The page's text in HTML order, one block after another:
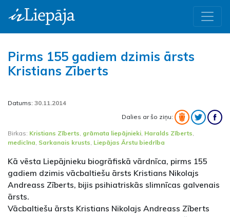
Pirms 155 gadiem dzimis ārsts
Kristians Zīberts
Datums: 30.11.2014
Dalies ar šo ziņu:
Birkas: Kristians Zīberts grāmata liepājnieki Haralds Zīberts
medicīna Sarkanais krusts Liepājas Ārstu biedrība
Kā vēsta Liepājnieku biogrāfiskā vārdnīca, pirms 155
gadiem dzimis vācbaltiešu ārsts Kristians Nikolajs
Andreass Zīberts, bijis psihiatriskās slimnīcas galvenais
ārsts.
Vācbaltiešu ārsts Kristians Nikolajs Andreass Zīberts